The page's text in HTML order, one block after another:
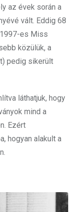
az évek során a
vált. Eddig 68
es Miss
közülük, a
pedig sikerült
láthatjuk, hogy
mind a
Ezért
hogyan alakult a